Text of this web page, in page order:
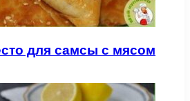
для самсы с мясом